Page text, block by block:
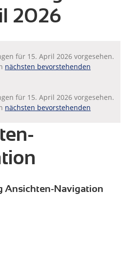
2026
für 15. April 2026 vorgesehen.
nächsten bevorstehenden
für 15. April 2026 vorgesehen.
nächsten bevorstehenden
Ansichten-Navigation